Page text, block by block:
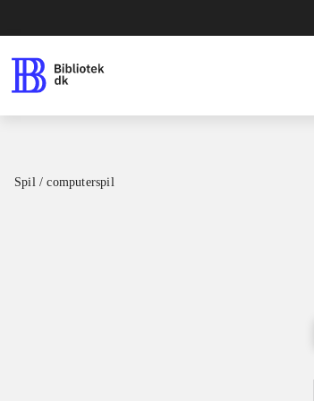
Spil / computerspil